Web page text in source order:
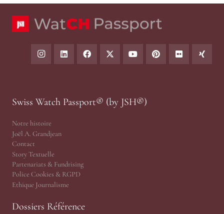
Swiss Watch Passport® (by JSH®)
Notre histoire
Joël A. Grandjean
Contact
Story Textuelle
Partenariats & Fundrising
Police Cookies & RGPD
Ethique Journalisme
Dossiers Référence